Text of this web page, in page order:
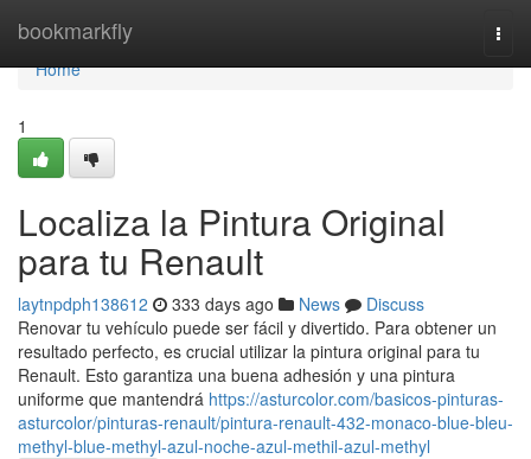
bookmarkfly
Home
Home
1
Localiza la Pintura Original
para tu Renault
laytnpdph138612 333 days ago News
Discuss
Renovar tu vehículo puede ser fácil y divertido. Para obtener un
resultado perfecto, es crucial utilizar la pintura original para tu
Renault. Esto garantiza una buena adhesión y una pintura
uniforme que mantendrá https://asturcolor.com/basicos-pinturas-
asturcolor/pinturas-renault/pintura-renault-432-monaco-blue-bleu-
methyl-blue-methyl-azul-noche-azul-methil-azul-methyl